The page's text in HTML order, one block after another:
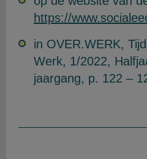
https://
in OVER.WERK,
Werk, 1/2022,
jaargang, p. 122 –